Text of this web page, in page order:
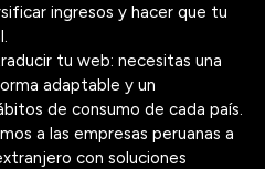
ingresos y hacer que tu
tu web: necesitas una
adaptable y un
de consumo de cada país.
a las empresas peruanas a
con soluciones